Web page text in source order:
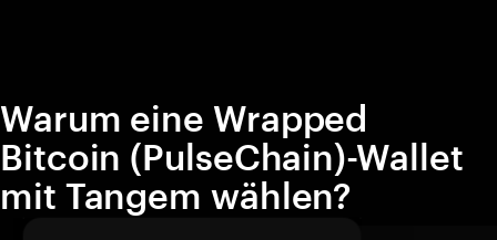
Warum eine Wrapped
Bitcoin (PulseChain)-Wallet
mit Tangem wählen?